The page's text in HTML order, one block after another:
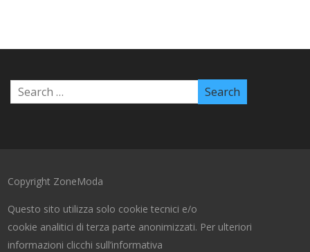
Copyright ZoneModa
Questo sito utilizza solo cookie tecnici e/o
cookie analitici di terza parte anonimizzati. Per ulteriori
informazioni clicchi sull’informativa